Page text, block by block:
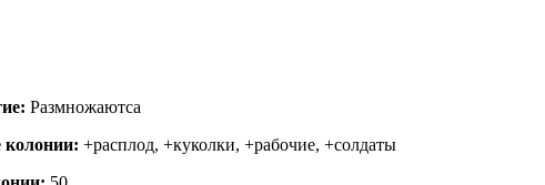
Размножаютса
кoлонии: +расплод, +куколки, +рабочие, +солдаты